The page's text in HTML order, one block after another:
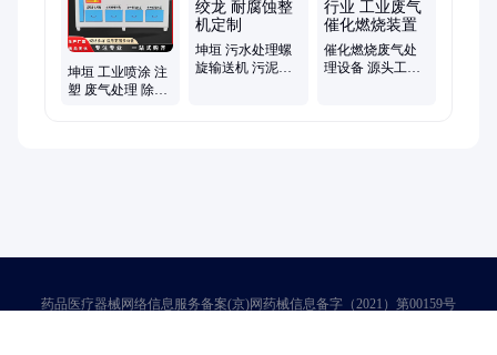
塔、打磨抛光工作台、刮板输送机、喷淋塔、除尘风机、无轴螺
旋输送机、板链斗式提升机、PP喷淋塔、双轴加湿搅拌机
坤垣 工业喷涂 注
塑 废气处理 除臭
坤垣 污水处理螺
旋输送机 污泥输
催化燃烧废气处
理设备 源头工厂
药品医疗器械网络信息服务备案(京)网药械信息备字（2021）第00159号